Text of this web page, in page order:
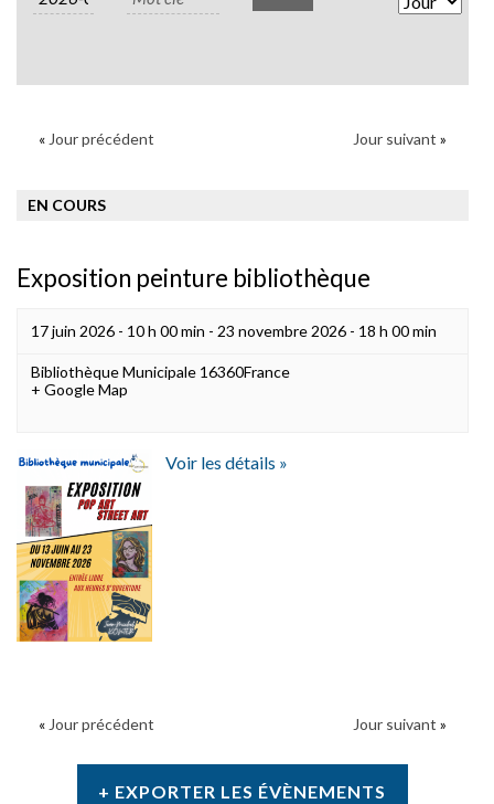
Views
« Jour précédent Jour suivant »
EN COURS
Exposition peinture bibliothèque
17 juin 2026 - 10 h 00 min - 23 novembre 2026 - 18 h 00 min
Bibliothèque Municipale 16360France
+ Google Map
Voir les détails »
« Jour précédent Jour suivant »
+ EXPORTER LES ÉVÈNEMENTS